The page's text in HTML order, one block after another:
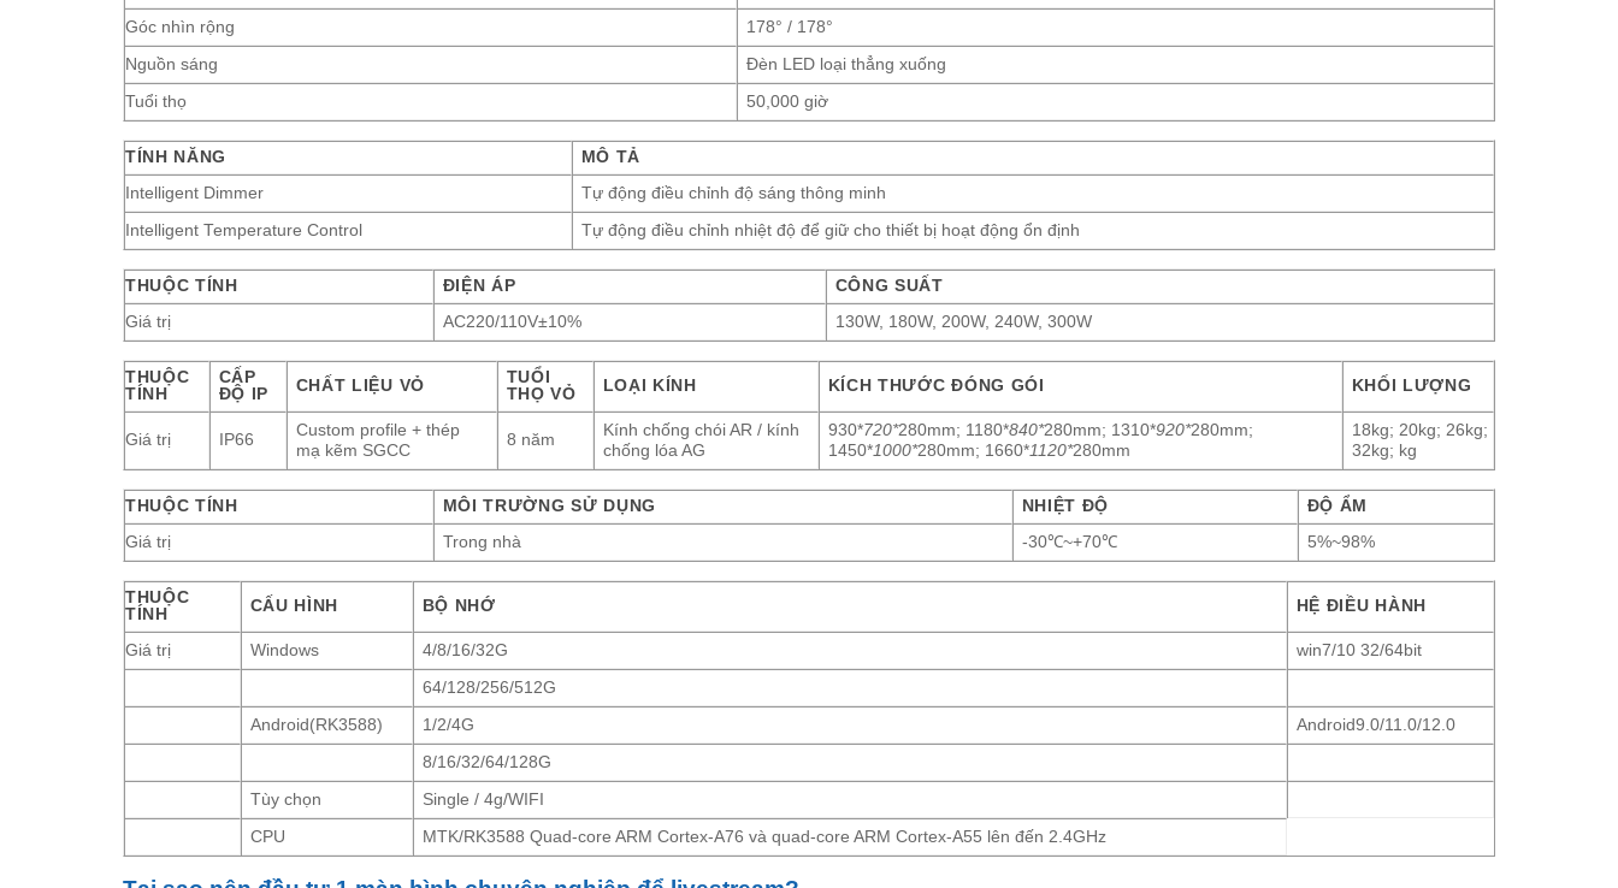
Góc nhìn rộng 178° / 178°
Nguồn sáng Đèn LED loại thẳng xuống
Tuổi thọ 50,000 giờ
TÍNH NĂNG
MÔ TẢ
Intelligent Dimmer
Tự động điều chỉnh độ sáng thông minh
Intelligent Temperature Control Tự động điều chỉnh nhiệt độ để giữ cho thiết bị hoạt động ổn định
THUỘC TÍNH ĐIỆN ÁP
CÔNG SUẤT
Giá trị
AC220/110V±10% 130W, 180W, 200W, 240W, 300W
THUỘC
TÍNH
CẤP
ĐỘ IP
CHẤT LIỆU VỎ
TUỔI
THỌ VỎ
LOẠI KÍNH KÍCH THƯỚC ĐÓNG GÓI KHỐI LƯỢNG
Giá trị IP66
Custom profile + thép
mạ kẽm SGCC
8 năm
Kính chống chói AR / kính
chống lóa AG
930*720*280mm; 1180*840*280mm; 1310*920*280mm;
1450*1000*280mm; 1660*1120*280mm
18kg; 20kg; 26kg;
32kg; kg
THUỘC TÍNH MÔI TRƯỜNG SỬ DỤNG NHIỆT ĐỘ
ĐỘ ẨM
Giá trị
Trong nhà -30℃~+70℃ 5%~98%
THUỘC
TÍNH
CẤU HÌNH BỘ NHỚ HỆ ĐIỀU HÀNH
Giá trị Windows 4/8/16/32G win7/10 32/64bit
64/128/256/512G
Android(RK3588) 1/2/4G Android9.0/11.0/12.0
8/16/32/64/128G
Tùy chọn Single / 4g/WIFI
CPU MTK/RK3588 Quad-core ARM Cortex-A76 và quad-core ARM Cortex-A55 lên đến 2.4GHz